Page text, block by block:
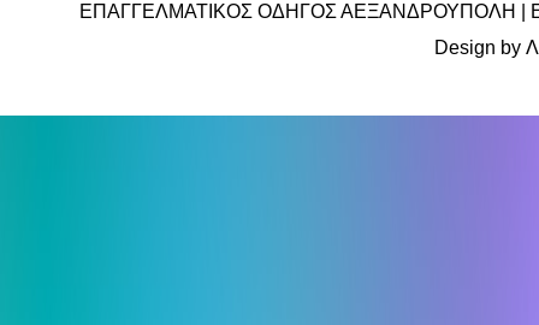
ΕΠΑΓΓΕΛΜΑΤΙΚΟΣ ΟΔΗΓΟΣ ΑΕΞΑΝΔΡΟΥΠΟΛΗ
Design by